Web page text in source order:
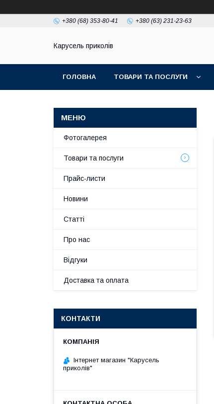
+380 (68) 353-80-41 +380 (63) 231-23-63
Карусель приколів
ГОЛОВНА ТОВАРИ ТА ПОСЛУГИ
Фотогалерея
Товари та послуги
Прайс-листи
Новини
Статті
Про нас
Відгуки
Доставка та оплата
КОНТАКТИ
Інтернет магазин "Карусель
приколів"